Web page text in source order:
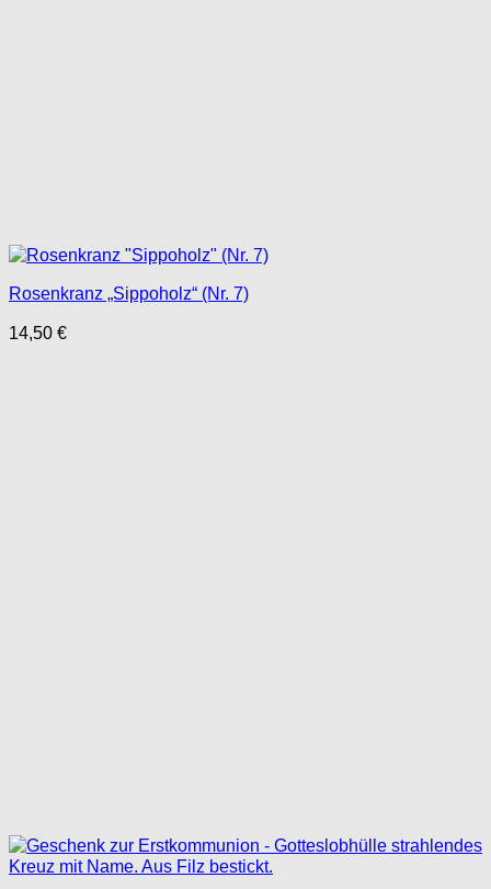
Rosenkranz „Sippoholz“ (Nr. 7)
14,50 €